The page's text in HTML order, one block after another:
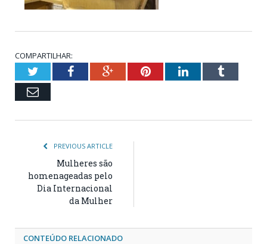
COMPARTILHAR:
TwitterFacebookGoogle+PinterestLinkedInTumblr
Email
PREVIOUS ARTICLE
Mulheres são
homenageadas pelo
Dia Internacional
da Mulher
CONTEÚDO RELACIONADO